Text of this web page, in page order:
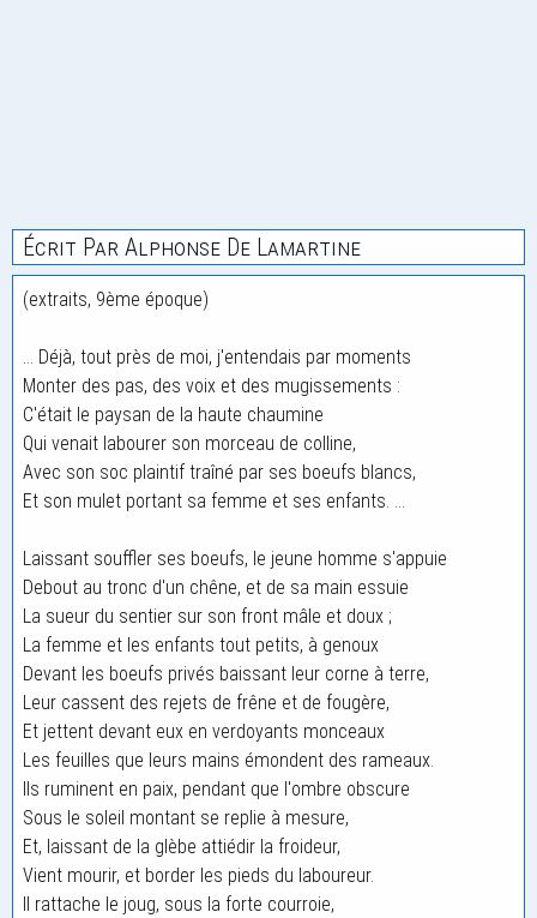
Écrit Par Alphonse De Lamartine
(extraits, 9ème époque)
... Déjà, tout près de moi, j'entendais par moments
Monter des pas, des voix et des mugissements :
C'était le paysan de la haute chaumine
Qui venait labourer son morceau de colline,
Avec son soc plaintif traîné par ses boeufs blancs,
Et son mulet portant sa femme et ses enfants. ...
Laissant souffler ses boeufs, le jeune homme s'appuie
Debout au tronc d'un chêne, et de sa main essuie
La sueur du sentier sur son front mâle et doux ;
La femme et les enfants tout petits, à genoux
Devant les boeufs privés baissant leur corne à terre,
Leur cassent des rejets de frêne et de fougère,
Et jettent devant eux en verdoyants monceaux
Les feuilles que leurs mains émondent des rameaux.
Ils ruminent en paix, pendant que l'ombre obscure
Sous le soleil montant se replie à mesure,
Et, laissant de la glèbe attiédir la froideur,
Vient mourir, et border les pieds du laboureur.
Il rattache le joug, sous la forte courroie,